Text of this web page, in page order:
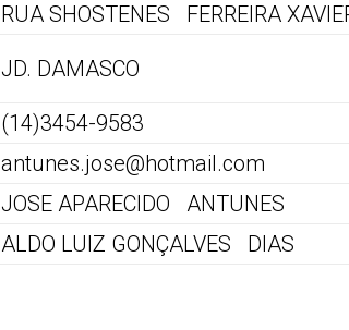
RUA SHOSTENES FERREIRA
JD. DAMASCO
(14)3454-9583
antunes.jose@hotmail.com
JOSE APARECIDO ANTUNES
ALDO LUIZ GONÇALVES DIAS